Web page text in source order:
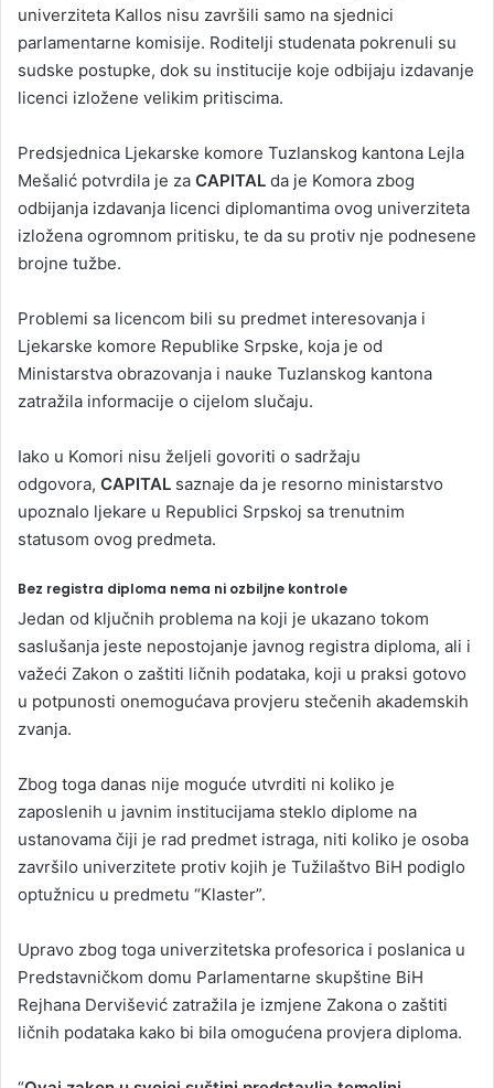
univerziteta Kallos nisu završili samo na sjednici
parlamentarne komisije. Roditelji studenata pokrenuli su
sudske postupke, dok su institucije koje odbijaju izdavanje
licenci izložene velikim pritiscima.
Predsjednica Ljekarske komore Tuzlanskog kantona Lejla
Mešalić potvrdila je za CAPITAL da je Komora zbog
odbijanja izdavanja licenci diplomantima ovog univerziteta
izložena ogromnom pritisku, te da su protiv nje podnesene
brojne tužbe.
Problemi sa licencom bili su predmet interesovanja i
Ljekarske komore Republike Srpske, koja je od
Ministarstva obrazovanja i nauke Tuzlanskog kantona
zatražila informacije o cijelom slučaju.
Iako u Komori nisu željeli govoriti o sadržaju
odgovora, CAPITAL saznaje da je resorno ministarstvo
upoznalo ljekare u Republici Srpskoj sa trenutnim
statusom ovog predmeta.
Bez registra diploma nema ni ozbiljne kontrole
Jedan od ključnih problema na koji je ukazano tokom
saslušanja jeste nepostojanje javnog registra diploma, ali i
važeći Zakon o zaštiti ličnih podataka, koji u praksi gotovo
u potpunosti onemogućava provjeru stečenih akademskih
zvanja.
Zbog toga danas nije moguće utvrditi ni koliko je
zaposlenih u javnim institucijama steklo diplome na
ustanovama čiji je rad predmet istraga, niti koliko je osoba
završilo univerzitete protiv kojih je Tužilaštvo BiH podiglo
optužnicu u predmetu “Klaster”.
Upravo zbog toga univerzitetska profesorica i poslanica u
Predstavničkom domu Parlamentarne skupštine BiH
Rejhana Dervišević zatražila je izmjene Zakona o zaštiti
ličnih podataka kako bi bila omogućena provjera diploma.